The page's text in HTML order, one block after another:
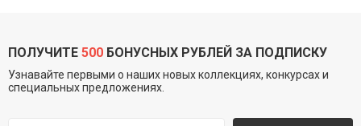
ПОЛУЧИТЕ 500 БОНУСНЫХ РУБЛЕЙ ЗА ПОДПИСКУ
Узнавайте первыми о наших новых коллекциях, конкурсах и
специальных предложениях.